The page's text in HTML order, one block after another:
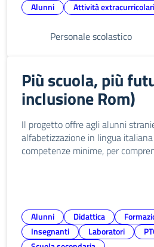
Alunni Attività extracurricolari
Personale scolastico
Più scuola, più
inclusione Rom)
Il progetto offre agli alunni
alfabetizzazione in lingua italiana
competenze minime, per
Alunni Didattica
Insegnanti
Laboratori